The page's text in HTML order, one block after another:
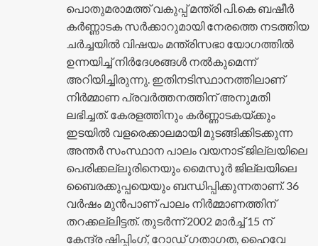
പൊതുമരാമത്ത് വകുപ്പ് മന്ത്രി പി.കെ ബഷീർ
കർണ്ണാടക സർക്കാറുമായി നേരത്തെ നടത്തിയ
ചർച്ചയിൽ വിഷയം മന്ത്രിസഭാ യോഗത്തിൽ
ഉന്നയിച്ച് നിർദേശങ്ങൾ നൽകുമെന്ന്
അറിയിച്ചിരുന്നു. ഇതിനടിസ്ഥാനത്തിലാണ്
നിർമ്മാണ പ്രവർത്തനത്തിന് അനുമതി
ലഭിച്ചത്. കേരളത്തിനും കർണ്ണാടകയ്ക്കും
ഇടയിൽ വളരെക്കാലമായി മുടങ്ങിക്കിടക്കുന്ന
അന്തർ സംസ്ഥാന പാലം വയനാട് ജില്ലയിലെ
പെരിക്കല്ലൂരിനെയും മൈസൂർ ജില്ലയിലെ
ബൈരക്കുപ്പയെയും ബന്ധിപ്പിക്കുന്നതാണ്. 36
വർഷം മുൻപാണ് പാലം നിർമ്മാണത്തിന്
തറക്കല്ലിട്ടത്. തുടർന്ന് 2002 മാർച്ച് 15 ന്
കേന്ദ്ര ഷിപ്പിംഗ്, റോഡ് ഗതാഗത, ഹൈവേ